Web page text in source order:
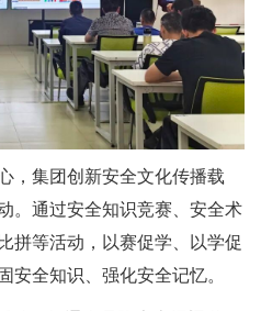
，集团创新安全文化传播载
。通过安全知识竞赛、安全术
拼等活动，以赛促学、以学促
安全知识、强化安全记忆。